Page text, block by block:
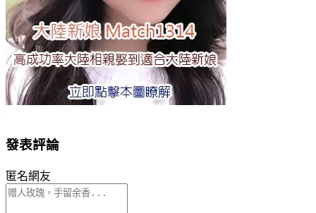
發表評論
匿名網友